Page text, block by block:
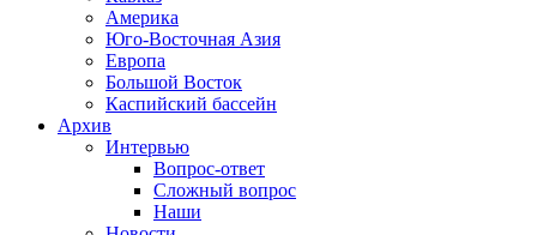
Америка
Юго-Восточная Азия
Европа
Большой Восток
Каспийский бассейн
Архив
Интервью
Вопрос-ответ
Сложный вопрос
Наши